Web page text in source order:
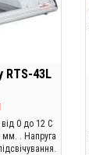
RTS-43L
0 до 12 C
мм. . Напруга